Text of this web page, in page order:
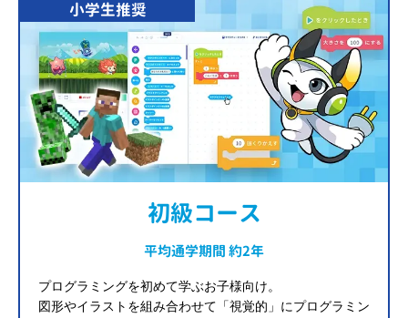
小学生推奨
初級コース
平均通学期間 約2年
プログラミングを初めて学ぶお子様向け。
図形やイラストを組み合わせて「視覚的」にプログラミン